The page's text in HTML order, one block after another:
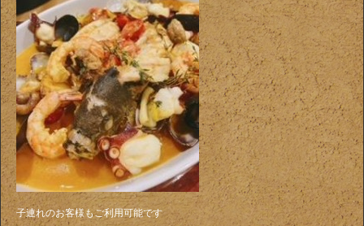
子連れのお客様もご利用可能です